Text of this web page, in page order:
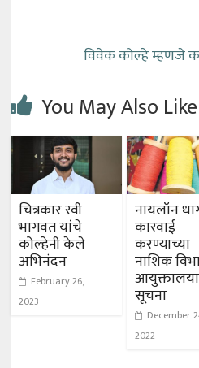
विवेक कोल्हे म्हणजे
You May Also Like
चित्रकार रवी
भागवत यांचे
कोल्हेनी केले
अभिनंदन
February 26,
2023
नायलॉन
कारवाई
करण्याच्या
नाशिक
सूचना
December
2022